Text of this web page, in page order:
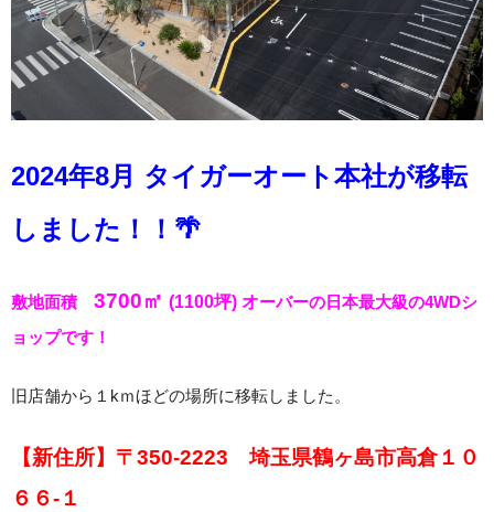
2024年8月 タイガーオート本社が移転
しました！！🌴
敷地面積 3700㎡ (1100坪) オーバーの日本最大級の4WDシ
ョップです！
旧店舗から１kｍほどの場所に移転しました。
【新住所】〒350-2223埼玉県鶴ヶ島市高倉１０
６６-１